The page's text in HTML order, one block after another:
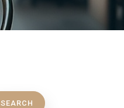
SEARCH